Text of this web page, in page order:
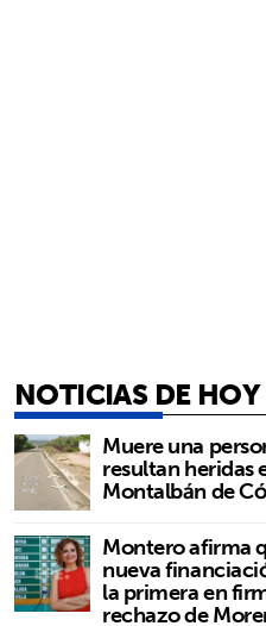
NOTICIAS DE HOY
Muere una
resultan heridas
Montalbán de
Montero afirma
nueva
la primera en
rechazo de